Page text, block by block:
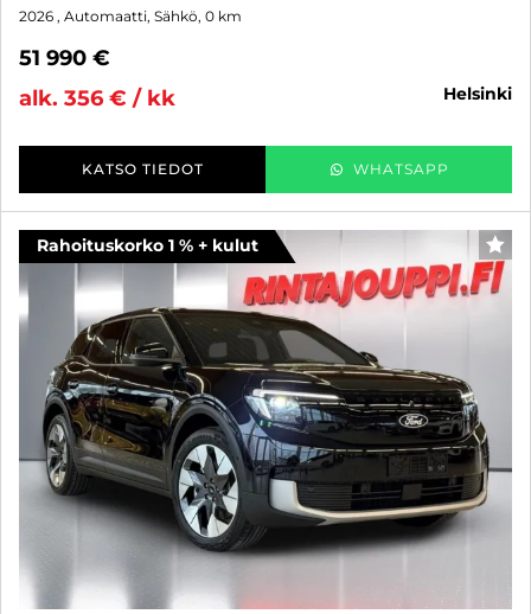
2026 , Automaatti, Sähkö, 0 km
51 990 €
alk. 356 € / kk
helsinki
KATSO TIEDOT WHATSAPP
Rahoituskorko 1 % + kulut